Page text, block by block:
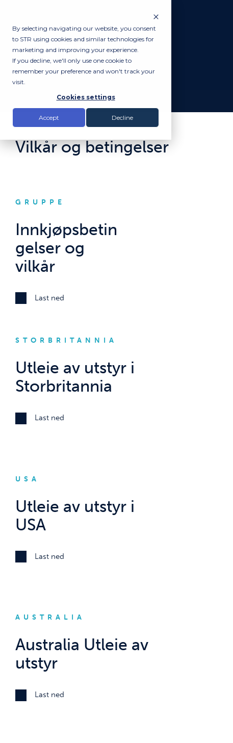
By selecting navigating our website, you consent
to STR using cookies and similar technologies for
marketing and improving your experience.
If you decline, we'll only use one cookie to
remember your preference and won't track your
visit.
Cookies settings
Accept Decline
Vilkår og betingelser
GRUPPE
Innkjøpsbetin
gelser og
vilkår
Last ned
STORBRITANNIA
Utleie av utstyr i
Storbritannia
Last ned
USA
Utleie av utstyr i
USA
Last ned
AUSTRALIA
Australia Utleie av
utstyr
Last ned